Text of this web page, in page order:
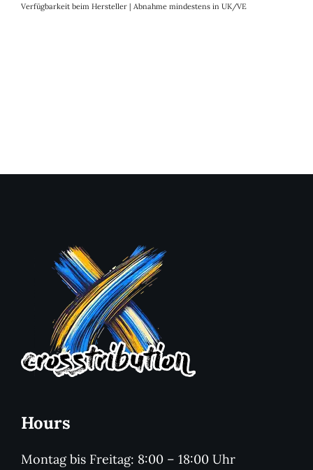
Verfügbarkeit beim Hersteller | Abnahme mindestens in UK/VE
Hours
Montag bis Freitag: 8:00 – 18:00 Uhr